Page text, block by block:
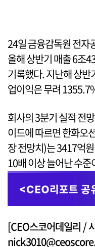
24일 금융감독원 전자
올해 상반기 매출 6조
기록했다. 지난해 상
업이익은 무려
회사의 3분기 실적 전
이드에 따르면 한화오
장 전망치)는 3417억
10배 이상 늘어난 수준
[CEO스코어데일리 /